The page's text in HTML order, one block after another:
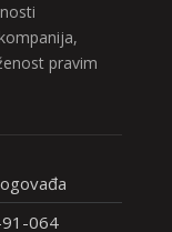
pravim
064